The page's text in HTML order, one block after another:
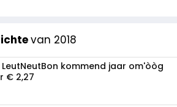
van 2018
LeutNeutBon kommend jaar om'òòg
€ 2,27